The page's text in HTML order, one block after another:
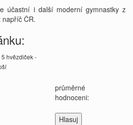
účastní i další moderní gymnastky z
napříč ČR.
hvězdiček -
průměrné
hodnoceni: